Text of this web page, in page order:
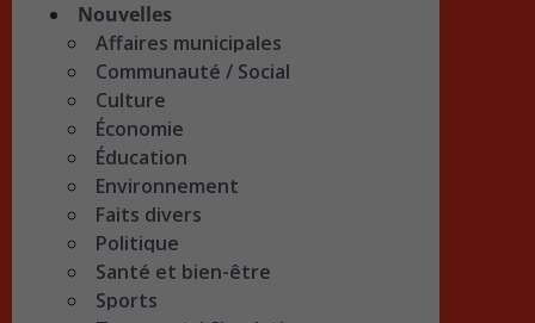
Nouvelles
Affaires municipales
Communauté / Social
Culture
Économie
Éducation
Environnement
Faits divers
Politique
Santé et bien-être
Sports